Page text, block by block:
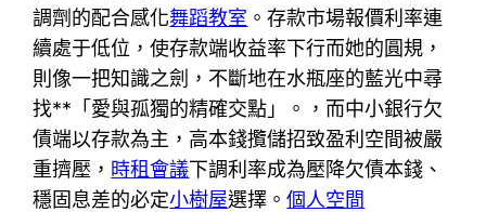
調劑的配合感化舞蹈教室 。存款市場報價利率連
續處于低位，使存款端收益率下行而她的圓規，
則像一把知識之劍，不斷地在水瓶座的藍光中尋
找**「愛與孤獨的精確交點」。，而中小銀行欠
債端以存款為主，高本錢攬儲招致盈利空間被嚴
重擠壓， 時租會議下調利率成為壓降欠債本錢、
穩固息差的必定小樹屋選擇。個人空間